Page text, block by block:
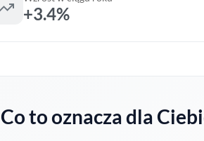
+3.4%
Co to oznacza dla